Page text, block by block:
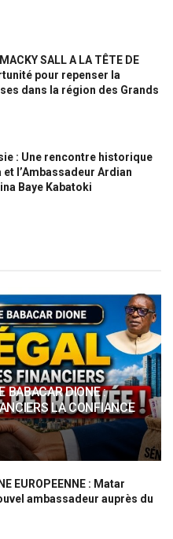
SALL A LA TÊTE DE
pour repenser la
dans la région des Grands
: Une rencontre historique
et l’Ambassadeur Ardian
Baye Kabatoki
BABACAR DIONE :
LA CONFIANCE
EUROPEENNE : Matar
ambassadeur auprès du